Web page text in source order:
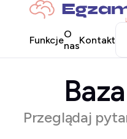
FunkcjeO
nasKontakt
Przeglądaj